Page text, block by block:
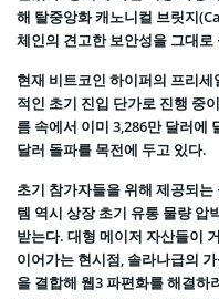
해 탈중앙화 캐노니컬 브릿지
체인의 견고한 보안성을 그대
현재 비트코인 하이퍼의 프리
적인 초기 진입 단가로 진행 중
름 속에서 이미 3,286만 달러에
달러 돌파를 목전에 두고 있다.
초기 참가자들을 위해 제공되
템 역시 상장 초기 유통 물량 압
받는다. 대형 메이저 자산들이
이어가는 현시점, 솔라나급의
을 결합해 웹3 파편화를 해결하